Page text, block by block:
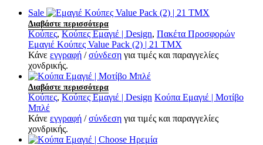
Sale
Διαβάστε περισσότερα
Κούπες, Κούπες Εμαγιέ | Design, Πακέτα Προσφορών
Εμαγιέ Κούπες Value Pack (2) | 21 TMX
Κάνε εγγραφή /σύνδεση για τιμές και παραγγελίες
χονδρικής.
Διαβάστε περισσότερα
Κούπες, Κούπες Εμαγιέ | Design Κούπα Εμαγιέ | Μοτίβο
Μπλέ
Κάνε εγγραφή /σύνδεση για τιμές και παραγγελίες
χονδρικής.